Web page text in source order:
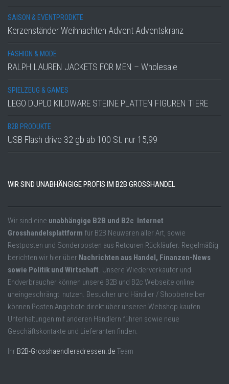
SAISON & EVENTPRODKTE
Kerzenständer Weihnachten Advent Adventskranz
FASHION & MODE
RALPH LAUREN JACKETS FOR MEN – Wholesale
SPIELZEUG & GAMES
LEGO DUPLO KILOWARE STEINE PLATTEN FIGUREN TIERE
B2B PRODUKTE
USB Flash drive 32 gb ab 100 St. nur 15,99
WIR SIND UNABHÄNGIGE PROFIS IM B2B GROSSHANDEL
Wir sind eine unabhängige B2B und B2c Internet
Grosshandelsplattform für B2B Neuwaren aller Art, sowie
Restposten und Sonderposten aus Retouren Rückläufer. Regelmäßig
berichten wir hier über Nachrichten aus Handel, Finanzen-News
sowie Politik und Wirtschaft . Unsere Wiederverkäufer und
Endverbraucher können unsere B2B und B2c Webseite online
uneingeschrängt nutzen. Besucher und Händler / Shopbetreiber
können Posten Angebote direkt über unseren Webshop kaufen.
Unterhaltungen mit anderen Händlern führen sowie neue
Geschäftskontakte und Lieferanten finden.
Ihr B2B-Grosshaendleradressen.de Team